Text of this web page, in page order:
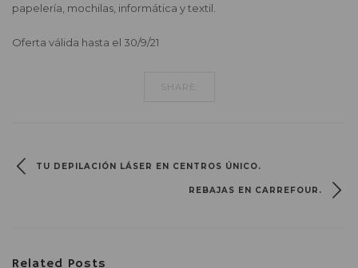
papelería, mochilas, informática y textil.
Oferta válida hasta el 30/9/21
SHARE:
TU DEPILACIÓN LÁSER EN CENTROS ÚNICO.
REBAJAS EN CARREFOUR.
Related Posts